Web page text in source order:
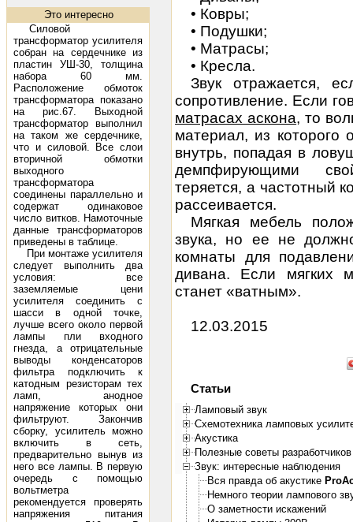
Это интересно
Силовой
трансформатор усилителя
собран на сердечнике из
пластин УШ-30, толщина
набора 60 мм.
Расположение обмоток
трансформатора показано
на рис.67. Выходной
трансформатор выполнил
на таком же сердечнике,
что и силовой. Все слои
вторичной обмотки
выходного
трансформатора
соединены параллельно и
содержат одинаковое
число витков. Намоточные
данные трансформаторов
приведены в таблице.
При монтаже усилителя
следует выполнить два
условия: все
заземляемые цени
усилителя соединить с
шасси в одной точке,
лучше всего около первой
лампы пли входного
гнезда, а отрицательные
выводы конденсаторов
фильтра подключить к
катодным резисторам тех
ламп, анодное
напряжение которых они
фильтруют. Закончив
сборку, усилитель можно
включить в сеть,
предварительно вынув из
него все лампы. В первую
очередь с помощью
вольтметра
рекомендуется проверять
напряжения питания
• Ковры;
• Подушки;
• Матрасы;
• Кресла.
Звук отражается,
сопротивление. Если
матрасах аскона, то
материал, из которого
внутрь, попадая в
демпфирующими
теряется, а частотный
рассеивается.
Мягкая мебель
звука, но ее не
комнаты для
дивана. Если мягких
станет «ватным».
12.03.2015
Статьи
Ламповый звук
Схемотехника ламповых
Акустика
Полезные советы
Звук: интересные наблюдения
Вся правда об акустике
Немного теории лампового
О заметности искажений